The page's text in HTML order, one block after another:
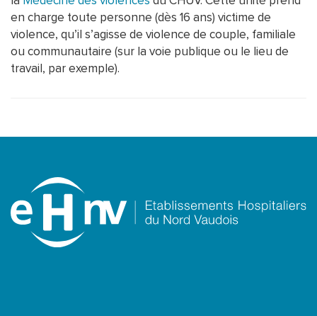
en charge toute personne (dès 16 ans) victime de
violence, qu’il s’agisse de violence de couple, familiale
ou communautaire (sur la voie publique ou le lieu de
travail, par exemple).